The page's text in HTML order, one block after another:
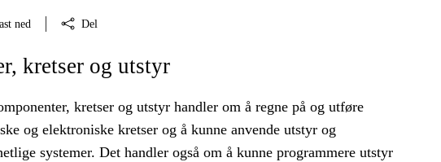
ned Del
kretser og utstyr
kretser og utstyr handler om å regne på og utføre
og elektroniske kretser og å kunne anvende utstyr og
systemer. Det handler også om å kunne programmere utstyr